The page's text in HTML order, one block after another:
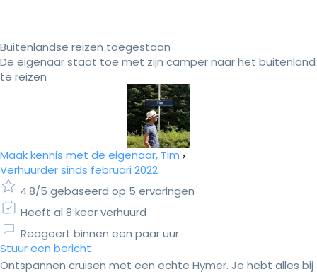
Buitenlandse reizen toegestaan
De eigenaar staat toe met zijn camper naar het buitenland
te reizen
Maak kennis met de eigenaar, Tim
Verhuurder sinds februari 2022
4.8/5 gebaseerd op 5 ervaringen
Heeft al 8 keer verhuurd
Reageert binnen een paar uur
Stuur een bericht
Ontspannen cruisen met een echte Hymer. Je hebt alles bij